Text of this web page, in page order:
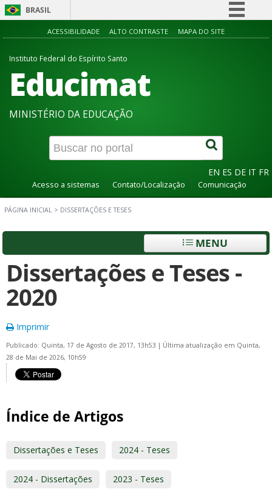
BRASIL
Simplifique!
ACESSIBILIDADE ALTO CONTRASTE MAPA DO SITE
Instituto Federal do Espírito Santo
Educimat
MINISTÉRIO DA EDUCAÇÃO
EN ES DE IT FR
Acesso a sistemas Contato/Localização Comunicação
PÁGINA INICIAL > DISSERTAÇÕES E TESES
MENU
Dissertações e Teses -
2020
Imprimir
Publicado: Quinta, 17 de Agosto de 2017, 13h53 | Última atualização em Quinta,
28 de Mai de 2026, 10h59
Índice de Artigos
Dissertações e Teses 2024 - Teses
2024 - Dissertações 2023 - Teses